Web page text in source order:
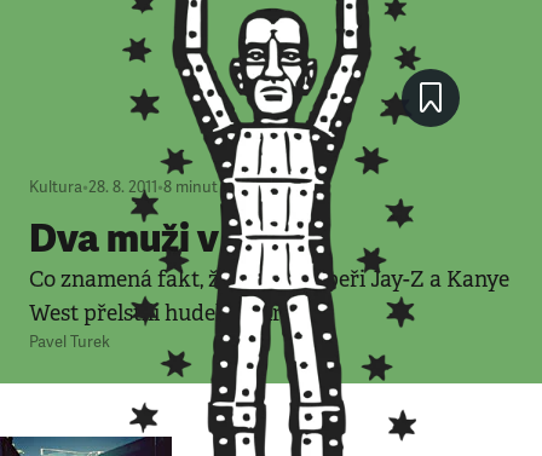
Kultura•28. 8. 2011•8 minut
Dva muži v akci
Co znamená fakt, že elitní rappeři Jay-Z a Kanye
West přelstili hudební piráty
Pavel Turek